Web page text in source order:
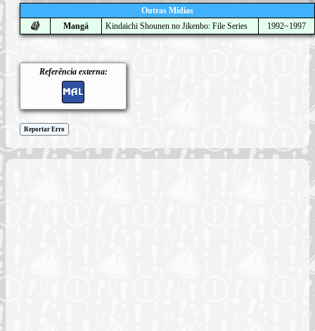
Outras Mídias
Mangá
Kindaichi Shounen no Jikenbo: File Series 1992~1997
Referência externa:
Reportar Erro